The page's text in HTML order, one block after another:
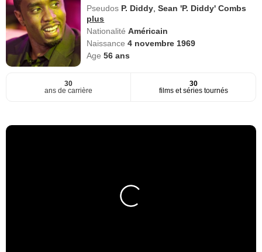
Pseudos P. Diddy ,Sean 'P. Diddy' Combs
plus
NationalitéAméricain
Naissance4 novembre 1969
Age56 ans
30
ans de carrière
30
films et séries tournés